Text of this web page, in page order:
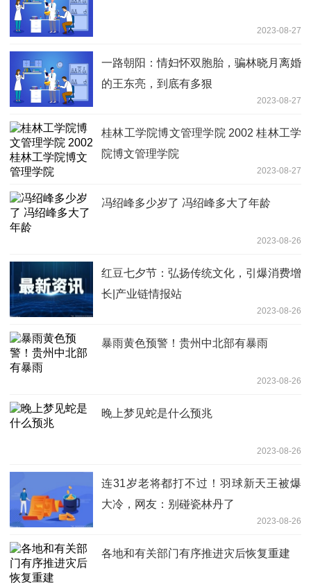
2023-08-27
一路朝阳：情妇怀双胞胎，骗林晓月离婚
的王东亮，到底有多狠
2023-08-27
桂林工学院博文管理学院 2002 桂林工学
院博文管理学院
2023-08-27
冯绍峰多少岁了 冯绍峰多大了年龄
2023-08-26
红豆七夕节：弘扬传统文化，引爆消费增
长|产业链情报站
2023-08-26
暴雨黄色预警！贵州中北部有暴雨
2023-08-26
晚上梦见蛇是什么预兆
2023-08-26
连31岁老将都打不过！羽球新天王被爆
大冷，网友：别碰瓷林丹了
2023-08-26
各地和有关部门有序推进灾后恢复重建